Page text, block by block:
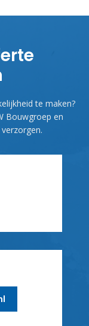
te maken?
Bouwgroep en